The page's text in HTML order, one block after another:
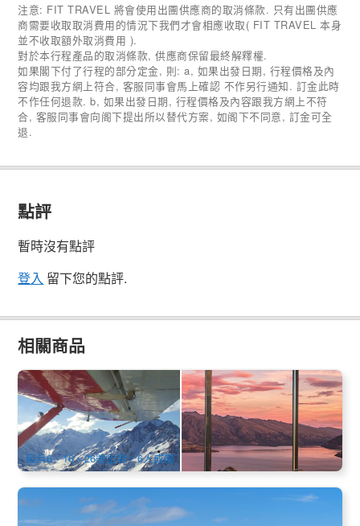
注意: FIT TRAVEL 將會使用出團供應商的取消條款. 只有出團供應
商需要收取取消費用的情況下我們才會相應收取( FIT TRAVEL 本身
並不收取額外取消費用 ).
對於本行程產品的取消條款, 供應商保留最終解釋權.
如果閣下付了行程的部分定金, 則: a, 如果出發日期, 行程價格及內
容均跟我方網上符合, 客服同事會馬上確認 不作另行通知. 訂金此時
不作任何退款. b, 如果出發日期, 行程價格及內容跟我方網上不符
合, 客服同事會向阁下提出所以替代方案, 如阁下不同意, 訂金可全
退.
點評
暫時沒有點評
登入 留下您的點評.
相關商品
新西蘭南島 | 深度美景逍遙9天中文遊 | 特別安排冰川直升機 |
基督城進出
5.8k 已預訂
AUD $4,649.00
NZ1014
每月6、16、26號出發，6人成團
新西蘭南島｜湖光雪山中線秘境 3天2晚之旅